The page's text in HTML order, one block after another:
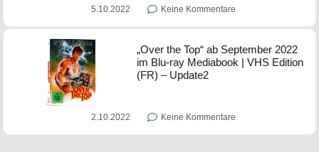
5.10.2022 Keine Kommentare
„Over the Top“ ab September 2022
im Blu-ray Mediabook | VHS Edition
(FR) – Update2
2.10.2022 Keine Kommentare